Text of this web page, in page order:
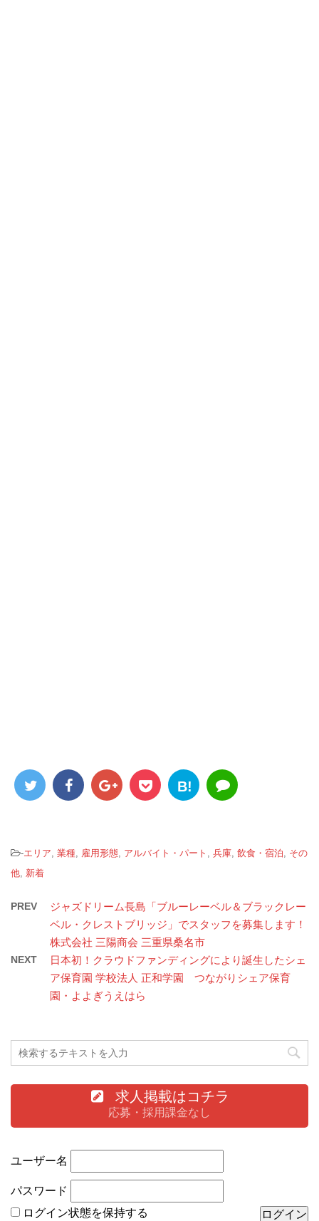
B!
-エリア, 業種, 雇用形態, アルバイト・パート , 兵庫, 飲食・宿泊, その
他, 新着
PREV
ジャズドリーム長島「ブルーレーベル＆ブラックレー
ベル・クレストブリッジ」でスタッフを募集します！
株式会社 三陽商会 三重県桑名市
NEXT
日本初！クラウドファンディングにより誕生したシェ
ア保育園 学校法人 正和学園 つながりシェア保育
園・よよぎうえはら
求人掲載はコチラ
応募・採用課金なし
ユーザー名
パスワード
ログイン状態を保持する